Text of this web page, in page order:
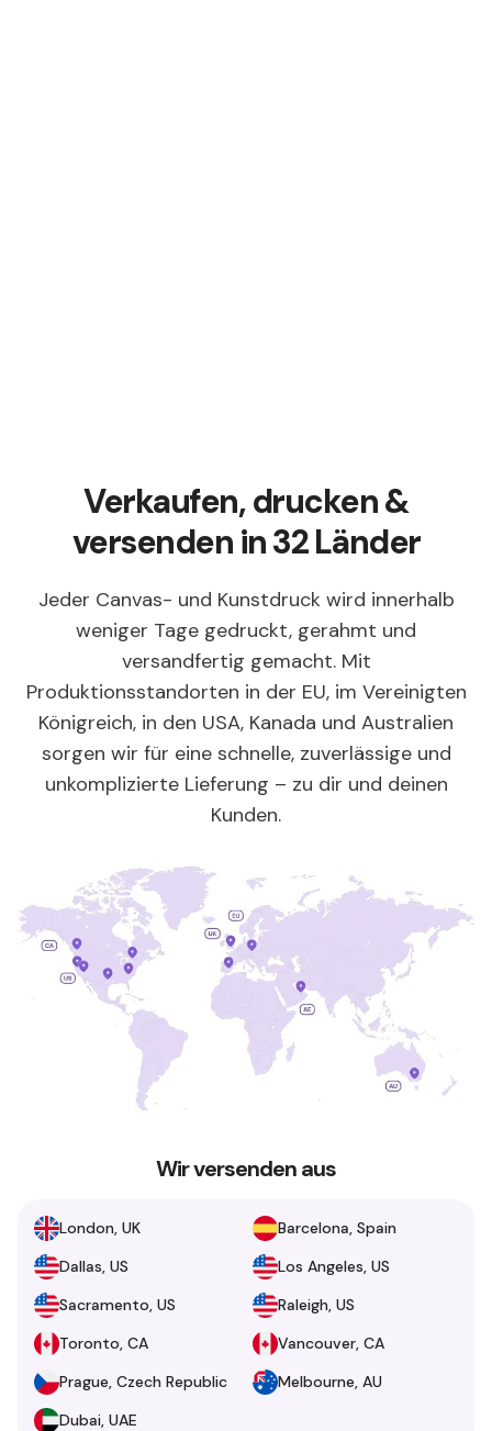
Verkaufen, drucken &
versenden in 32 Länder
Jeder Canvas- und Kunstdruck wird innerhalb
weniger Tage gedruckt, gerahmt und
versandfertig gemacht. Mit
Produktionsstandorten in der EU, im Vereinigten
Königreich, in den USA, Kanada und Australien
sorgen wir für eine schnelle, zuverlässige und
unkomplizierte Lieferung – zu dir und deinen
Kunden.
Wir versenden aus
London, UK
Barcelona, Spain
Dallas, US
Los Angeles, US
Sacramento, US
Raleigh, US
Toronto, CA
Vancouver, CA
Prague, Czech Republic
Melbourne, AU
Dubai, UAE